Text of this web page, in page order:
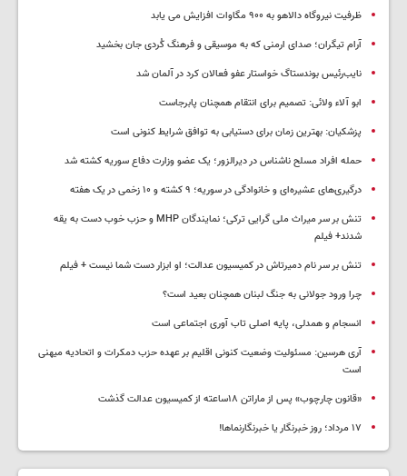
ظرفیت نیروگاه دالاهو به ۹۰۰ مگاوات افزایش می یابد
آرام تیگران؛ صدای ارمنی که به موسیقی و فرهنگ کُردی جان بخشید
نایب‌رئیس بوندستاگ خواستار عفو فعالان کرد در آلمان شد
ابو آلاء ولائی: تصمیم برای انتقام همچنان پابرجاست
پزشکیان‌: بهترین زمان برای دستیابی به توافق شرایط کنونی است
حمله افراد مسلح ناشناس در دیرالزور؛ یک عضو وزارت دفاع سوریه کشته شد
درگیری‌های عشیره‌ای و خانوادگی در سوریه؛ ۹ کشته و ۱۰ زخمی در یک هفته
تنش بر سر میراث ملی گرایی ترکی؛ نمایندگان MHP و حزب خوب دست به یقه
شدند+ فیلم
تنش بر سر نام دمیرتاش در کمیسیون عدالت؛ او ابزار دست شما نیست + فیلم
چرا ورود جولانی به جنگ لبنان همچنان بعید است؟
انسجام و همدلی، پایه اصلی تاب آوری اجتماعی است
آری هرسین: مسئولیت وضعیت کنونی اقلیم بر عهده حزب دمکرات و اتحادیه میهنی
است
«قانون چارچوب» پس از ماراتن ۱۸ساعته از کمیسیون عدالت گذشت
١٧ مرداد؛ روز خبرنگار یا خبرنگارنماها!